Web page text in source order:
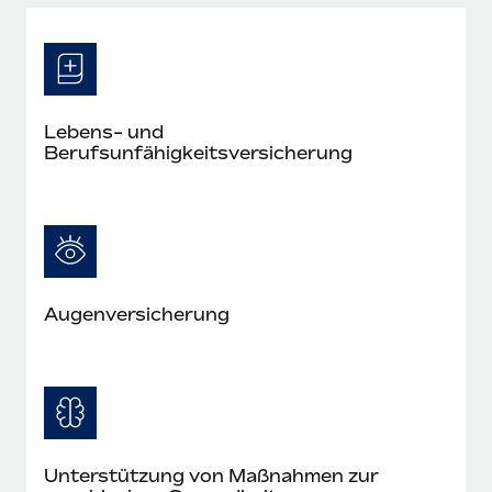
Lebens- und
Berufsunfähigkeitsversicherung
Augenversicherung
Unterstützung von Maßnahmen zur